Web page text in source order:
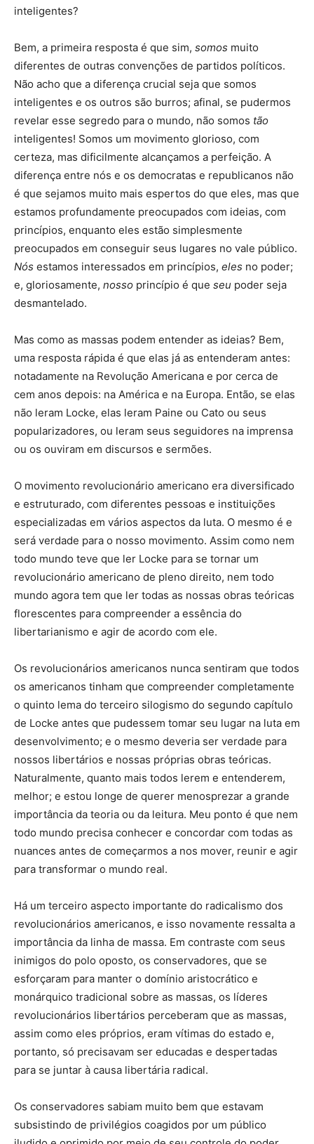
inteligentes?
Bem, a primeira resposta é que sim, somos muito
diferentes de outras convenções de partidos políticos.
Não acho que a diferença crucial seja que somos
inteligentes e os outros são burros; afinal, se pudermos
revelar esse segredo para o mundo, não somos tão
inteligentes! Somos um movimento glorioso, com
certeza, mas dificilmente alcançamos a perfeição. A
diferença entre nós e os democratas e republicanos não
é que sejamos muito mais espertos do que eles, mas que
estamos profundamente preocupados com ideias, com
princípios, enquanto eles estão simplesmente
preocupados em conseguir seus lugares no vale público.
Nós estamos interessados em princípios, eles no poder;
e, gloriosamente, nosso princípio é que seu poder seja
desmantelado.
Mas como as massas podem entender as ideias? Bem,
uma resposta rápida é que elas já as entenderam antes:
notadamente na Revolução Americana e por cerca de
cem anos depois: na América e na Europa. Então, se elas
não leram Locke, elas leram Paine ou Cato ou seus
popularizadores, ou leram seus seguidores na imprensa
ou os ouviram em discursos e sermões.
O movimento revolucionário americano era diversificado
e estruturado, com diferentes pessoas e instituições
especializadas em vários aspectos da luta. O mesmo é e
será verdade para o nosso movimento. Assim como nem
todo mundo teve que ler Locke para se tornar um
revolucionário americano de pleno direito, nem todo
mundo agora tem que ler todas as nossas obras teóricas
florescentes para compreender a essência do
libertarianismo e agir de acordo com ele.
Os revolucionários americanos nunca sentiram que todos
os americanos tinham que compreender completamente
o quinto lema do terceiro silogismo do segundo capítulo
de Locke antes que pudessem tomar seu lugar na luta em
desenvolvimento; e o mesmo deveria ser verdade para
nossos libertários e nossas próprias obras teóricas.
Naturalmente, quanto mais todos lerem e entenderem,
melhor; e estou longe de querer menosprezar a grande
importância da teoria ou da leitura. Meu ponto é que nem
todo mundo precisa conhecer e concordar com todas as
nuances antes de começarmos a nos mover, reunir e agir
para transformar o mundo real.
Há um terceiro aspecto importante do radicalismo dos
revolucionários americanos, e isso novamente ressalta a
importância da linha de massa. Em contraste com seus
inimigos do polo oposto, os conservadores, que se
esforçaram para manter o domínio aristocrático e
monárquico tradicional sobre as massas, os líderes
revolucionários libertários perceberam que as massas,
assim como eles próprios, eram vítimas do estado e,
portanto, só precisavam ser educadas e despertadas
para se juntar à causa libertária radical.
Os conservadores sabiam muito bem que estavam
subsistindo de privilégios coagidos por um público